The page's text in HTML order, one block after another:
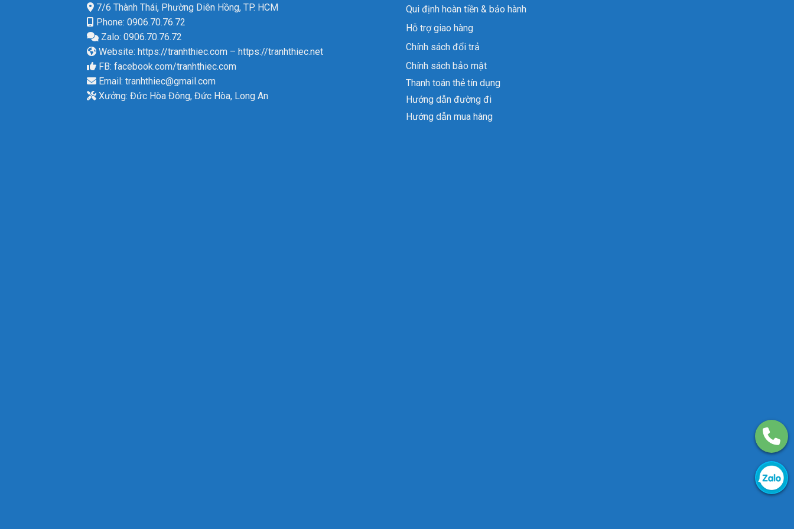
7/6 Thành Thái, Phường Diên Hồng, TP. HCM
Phone: 0906.70.76.72
Zalo: 0906.70.76.72
Website: https://tranhthiec.com – https://tranhthiec.net
FB: facebook.com/tranhthiec.com
Email: tranhthiec@gmail.com
Xưởng: Đức Hòa Đông, Đức Hòa, Long An
Qui định hoàn tiền & bảo hành
Hỗ trợ giao hàng
Chính sách đổi trả
Chính sách bảo mật
Thanh toán thẻ tín dụng
Hướng dẫn đường đi
Hướng dẫn mua hàng